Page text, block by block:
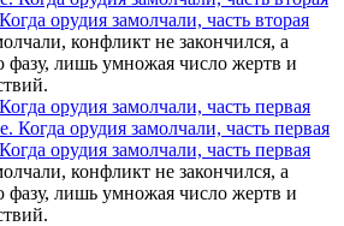
орудия замолчали, часть вторая
конфликт не закончился, а
фазу, лишь умножая число жертв и
орудия замолчали, часть первая
орудия замолчали, часть первая
конфликт не закончился, а
фазу, лишь умножая число жертв и